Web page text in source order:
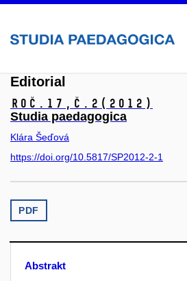
Editorial
Roč.17, č.2 (2012)
Studia paedagogica
Klára Šeďová
https://doi.org/10.5817/SP2012-2-1
PDF
Abstrakt